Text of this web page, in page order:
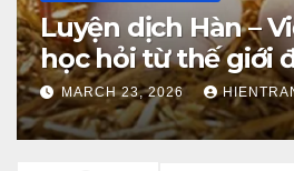
베트남 찹쌀밥, 그
행
MARCH 16, 2026